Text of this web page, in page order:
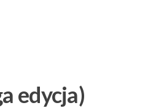
edycja)